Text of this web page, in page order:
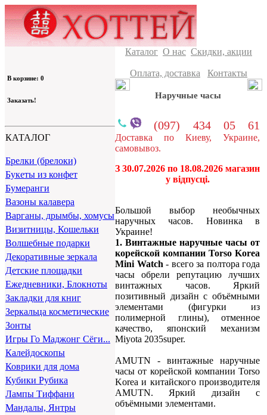
В корзине: 0
Заказать!
КАТАЛОГ
Брелки (брелоки)
Букеты из конфет
Бумеранги
Вазоны калавера
Варганы, дрымбы, хомусы
Визитницы, Кошельки
Волшебные подарки
Декоративные зеркала
Детские площадки
Ежедневники, Блокноты
Закладки для книг
Зеркальца косметические
Зонты
Игры Го Маджонг Сёги...
Калейдоскопы
Коврики для дома
Кубики Рубика
Лампы Тиффани
Мандалы, Янтры
Каталог О нас Скидки, акции
Оплата, доставка Контакты
Наручные часы
(097) 434 05 61
Доставка по Киеву, Украине,
самовывоз.
З 30.07.2026 по 18.08.2026 магазин
у відпусці.
Большой выбор необычных
наручных часов. Новинка в
Украине!
1. Винтажные наручные часы от
корейской компании Torso Korea
Mini Watch - всего за полтора года
часы обрели репутацию лучших
винтажных часов. Яркий
позитивный дизайн с объёмными
элементами (фигурки из
полимерной глины), отменное
качество, японский механизм
Miyota 2035super.
AMUTN - винтажные наручные
часы от корейской компании Torso
Korea и китайского производителя
AMUTN. Яркий дизайн с
объёмными элементами.